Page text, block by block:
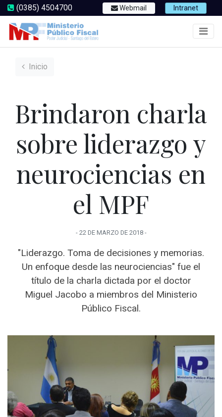
(0385) 4504700 Webmail Intranet
Inicio
Brindaron charla
sobre liderazgo y
neurociencias en
el MPF
- 22 DE MARZO DE 2018-
"Liderazgo. Toma de decisiones y memorias.
Un enfoque desde las neurociencias" fue el
título de la charla dictada por el doctor
Miguel Jacobo a miembros del Ministerio
Público Fiscal.